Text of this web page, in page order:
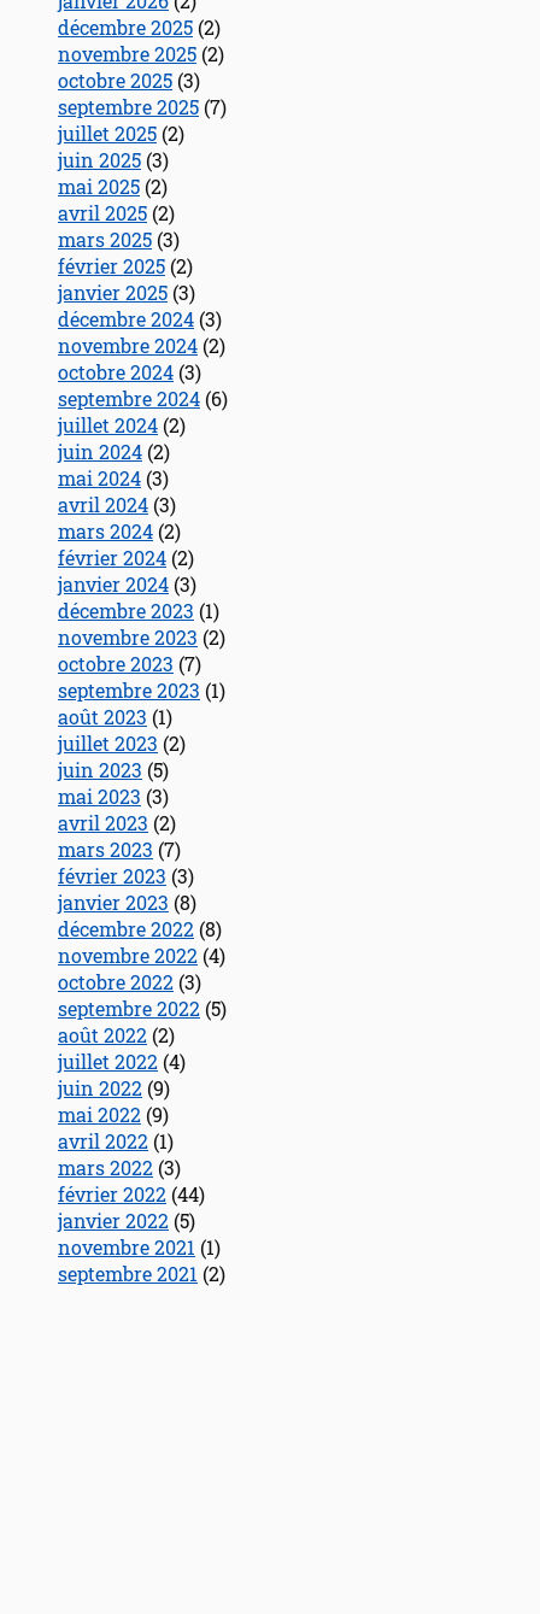
décembre 2025 (2)
novembre 2025 (2)
octobre 2025 (3)
septembre 2025 (7)
juillet 2025 (2)
juin 2025 (3)
mai 2025 (2)
avril 2025 (2)
mars 2025 (3)
février 2025 (2)
janvier 2025 (3)
décembre 2024 (3)
novembre 2024 (2)
octobre 2024 (3)
septembre 2024 (6)
juillet 2024 (2)
juin 2024 (2)
mai 2024 (3)
avril 2024 (3)
mars 2024 (2)
février 2024 (2)
janvier 2024 (3)
décembre 2023 (1)
novembre 2023 (2)
octobre 2023 (7)
septembre 2023 (1)
août 2023 (1)
juillet 2023 (2)
juin 2023 (5)
mai 2023 (3)
avril 2023 (2)
mars 2023 (7)
février 2023 (3)
janvier 2023 (8)
décembre 2022 (8)
novembre 2022 (4)
octobre 2022 (3)
septembre 2022 (5)
août 2022 (2)
juillet 2022 (4)
juin 2022 (9)
mai 2022 (9)
avril 2022 (1)
mars 2022 (3)
février 2022 (44)
janvier 2022 (5)
novembre 2021 (1)
septembre 2021 (2)